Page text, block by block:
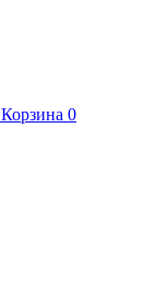
Корзина 0